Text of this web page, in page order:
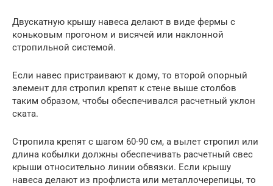
Двускатную крышу навеса делают в виде фермы с
коньковым прогоном и висячей или наклонной
стропильной системой.
Если навес пристраивают к дому, то второй опорный
элемент для стропил крепят к стене выше столбов
таким образом, чтобы обеспечивался расчетный уклон
ската.
Стропила крепят с шагом 60-90 см, а вылет стропил или
длина кобылки должны обеспечивать расчетный свес
крыши относительно линии обвязки. Если крышу
навеса делают из профлиста или металлочерепицы, то